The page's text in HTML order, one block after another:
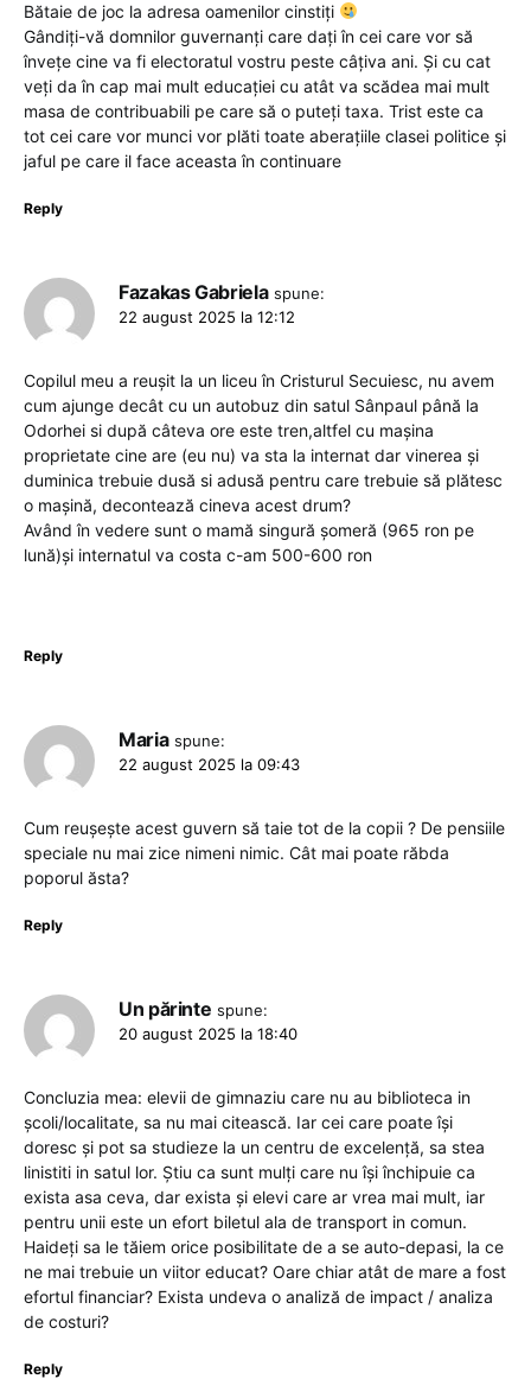
Bătaie de joc la adresa oamenilor cinstiți
Gândiți-vă domnilor guvernanți care dați în cei care vor să
învețe cine va fi electoratul vostru peste câțiva ani. Și cu cat
veți da în cap mai mult educației cu atât va scădea mai mult
masa de contribuabili pe care să o puteți taxa. Trist este ca
tot cei care vor munci vor plăti toate aberațiile clasei politice și
jaful pe care il face aceasta în continuare
Reply
Fazakas Gabriela spune:
22 august 2025 la 12:12
Copilul meu a reușit la un liceu în Cristurul Secuiesc, nu avem
cum ajunge decât cu un autobuz din satul Sânpaul până la
Odorhei si după câteva ore este tren,altfel cu mașina
proprietate cine are (eu nu) va sta la internat dar vinerea și
duminica trebuie dusă si adusă pentru care trebuie să plătesc
o mașină, decontează cineva acest drum?
Având în vedere sunt o mamă singură șomeră (965 ron pe
lună)și internatul va costa c-am 500-600 ron
Reply
Maria spune:
22 august 2025 la 09:43
Cum reușește acest guvern să taie tot de la copii ? De pensiile
speciale nu mai zice nimeni nimic. Cât mai poate răbda
poporul ăsta?
Reply
Un părinte spune:
20 august 2025 la 18:40
Concluzia mea: elevii de gimnaziu care nu au biblioteca in
școli/localitate, sa nu mai citească. Iar cei care poate își
doresc și pot sa studieze la un centru de excelență, sa stea
linistiti in satul lor. Știu ca sunt mulți care nu își închipuie ca
exista asa ceva, dar exista și elevi care ar vrea mai mult, iar
pentru unii este un efort biletul ala de transport in comun.
Haideți sa le tăiem orice posibilitate de a se auto-depasi, la ce
ne mai trebuie un viitor educat? Oare chiar atât de mare a fost
efortul financiar? Exista undeva o analiză de impact / analiza
de costuri?
Reply